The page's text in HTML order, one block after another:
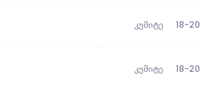
კუმიტე 18-
კუმიტე 18-